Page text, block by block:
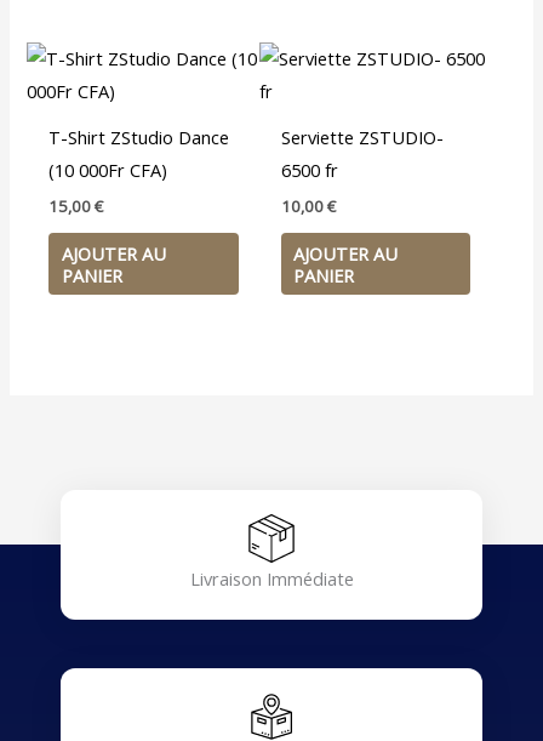
T-Shirt ZStudio Dance
(10 000Fr CFA)
15,00€
AJOUTER AU
PANIER
Serviette ZSTUDIO-
6500 fr
10,00€
AJOUTER AU
PANIER
Livraison Immédiate